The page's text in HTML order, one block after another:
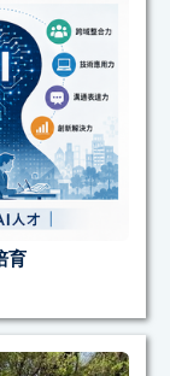
育